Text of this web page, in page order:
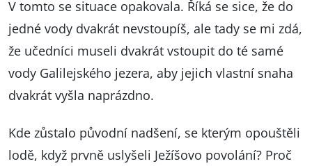
V tomto se situace opakovala. Říká se sice, že do
jedné vody dvakrát nevstoupíš, ale tady se mi zdá,
že učedníci museli dvakrát vstoupit do té samé
vody Galilejského jezera, aby jejich vlastní snaha
dvakrát vyšla naprázdno.
Kde zůstalo původní nadšení, se kterým opouštěli
lodě, když prvně uslyšeli Ježíšovo povolání? Proč